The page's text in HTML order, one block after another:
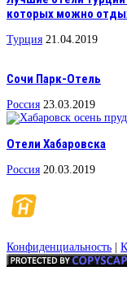
которых можно
Турция 21.04.2019
Сочи Парк-Отель
Россия 23.03.2019
Отели Хабаровска
Россия 20.03.2019
Конфиденциальность